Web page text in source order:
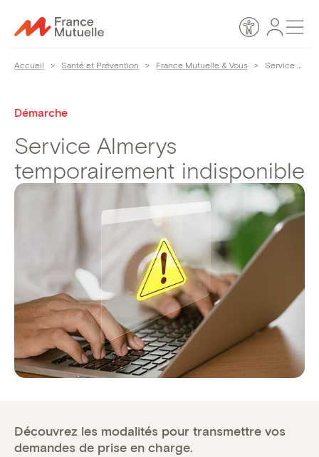
au
Accessibilité
Espace
Accueil > Santé et Prévention > France Mutuelle & Vous > Service Almerys temporairement indisponible
Démarche
Service Almerys
temporairement indisponible
Découvrez les modalités pour transmettre vos
demandes de prise en charge.